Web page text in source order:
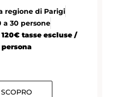
regione di Parigi
a 30 persone
tasse escluse /
persona
SCOPRO